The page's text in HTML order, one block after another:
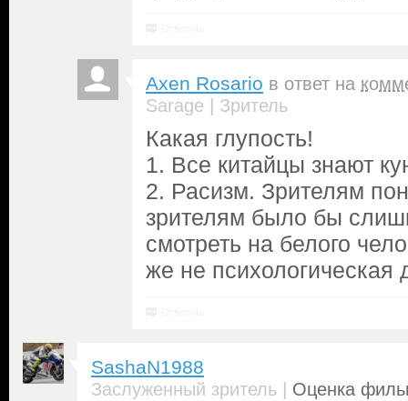
Axen Rosario в ответ на
Sarage | Зритель
Какая глупость!
1. Все китайцы знают
2. Расизм. Зрителям
зрителям было бы
смотреть на белого
же не психологическая
SashaN1988
Заслуженный зритель | Оценка